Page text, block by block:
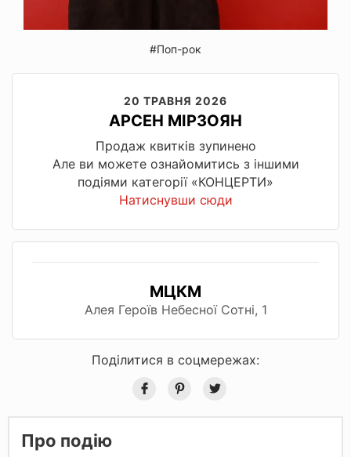
#Поп-рок
20 ТРАВНЯ 2026
АРСЕН МІРЗОЯН
Продаж квитків зупинено
Але ви можете ознайомитись з іншими
подіями категорії «КОНЦЕРТИ»
Натиснувши сюди
МЦКМ
Алея Героїв Небесної Сотні, 1
Поділитися в соцмережах:
Про подію